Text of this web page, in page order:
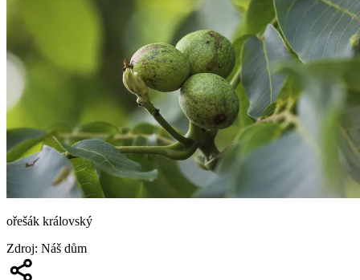
ořešák královský
Zdroj: Náš dům